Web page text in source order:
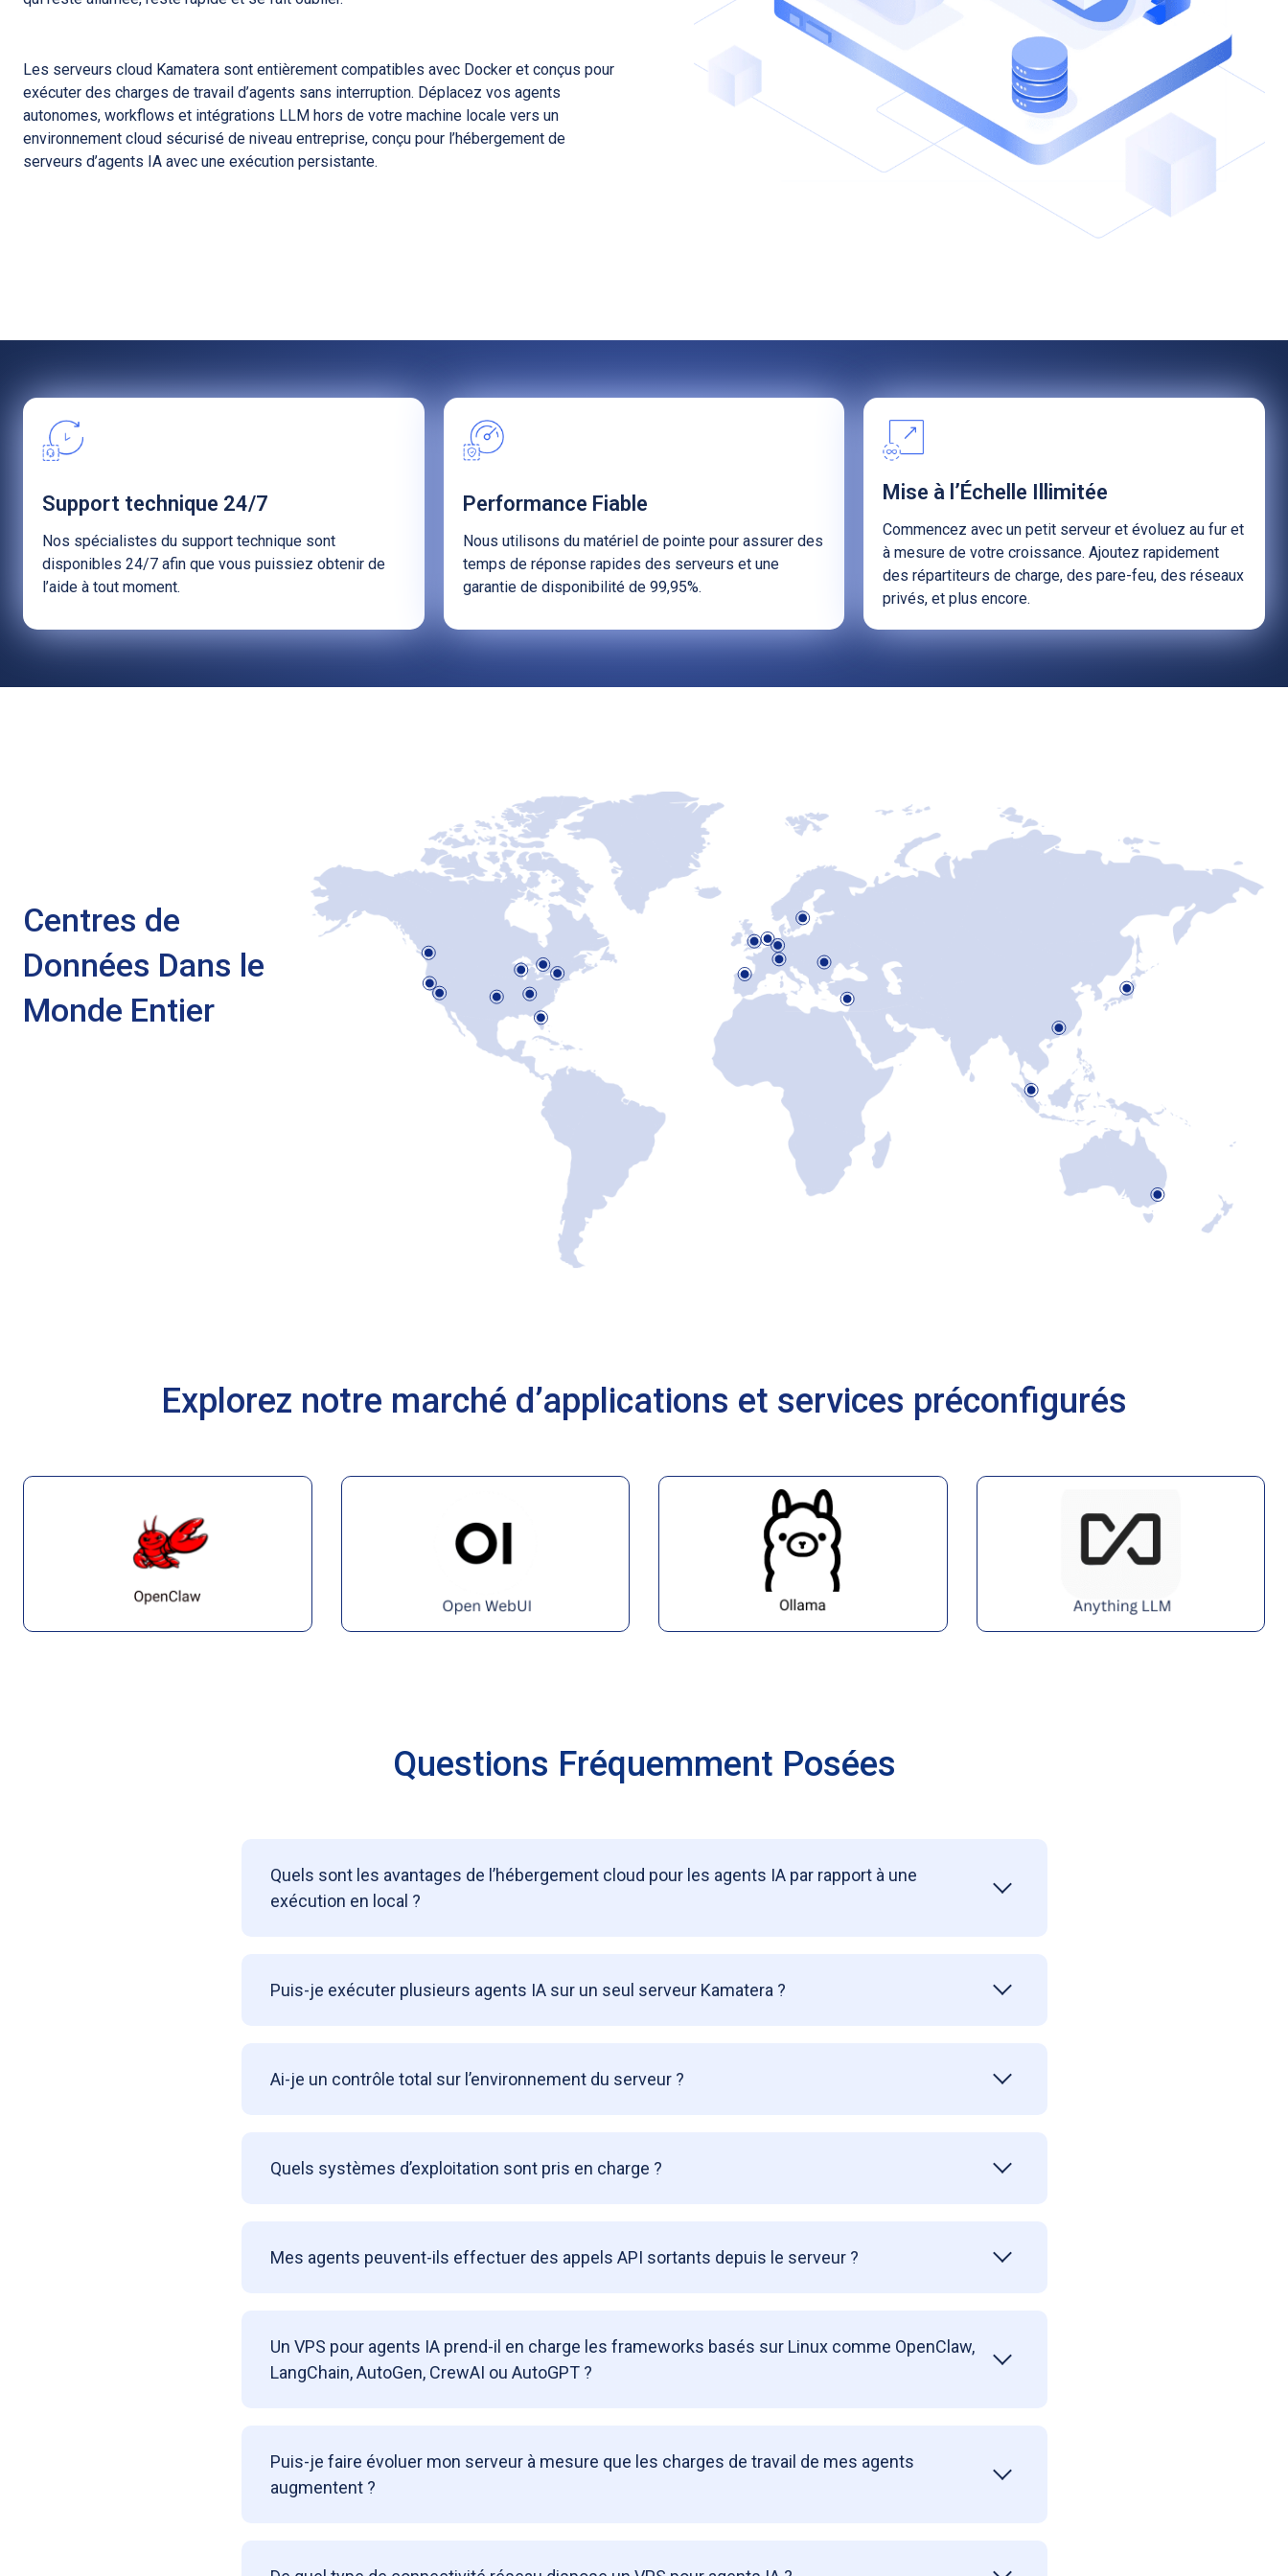
Les serveurs cloud Kamatera sont entièrement compatibles avec Docker et conçus pour
exécuter des charges de travail d’agents sans interruption. Déplacez vos agents
autonomes, workflows et intégrations LLM hors de votre machine locale vers un
environnement cloud sécurisé de niveau entreprise, conçu pour l’hébergement de
serveurs d’agents IA avec une exécution persistante.
Support technique 24/7
Nos spécialistes du support technique sont
disponibles 24/7 afin que vous puissiez obtenir de
l’aide à tout moment.
Performance Fiable
Nous utilisons du matériel de pointe pour assurer des
temps de réponse rapides des serveurs et une
garantie de disponibilité de 99,95%.
Mise à l’Échelle Illimitée
Commencez avec un petit serveur et évoluez au fur et
à mesure de votre croissance. Ajoutez rapidement
des répartiteurs de charge, des pare-feu, des réseaux
privés, et plus encore.
Centres de
Données Dans le
Monde Entier
Explorez notre marché d’applications et services préconfigurés
Questions Fréquemment Posées
Quels sont les avantages de l’hébergement cloud pour les agents IA par rapport à une
exécution en local ?
Puis-je exécuter plusieurs agents IA sur un seul serveur Kamatera ?
Ai-je un contrôle total sur l’environnement du serveur ?
Quels systèmes d’exploitation sont pris en charge ?
Mes agents peuvent-ils effectuer des appels API sortants depuis le serveur ?
Un VPS pour agents IA prend-il en charge les frameworks basés sur Linux comme OpenClaw,
LangChain, AutoGen, CrewAI ou AutoGPT ?
Puis-je faire évoluer mon serveur à mesure que les charges de travail de mes agents
augmentent ?